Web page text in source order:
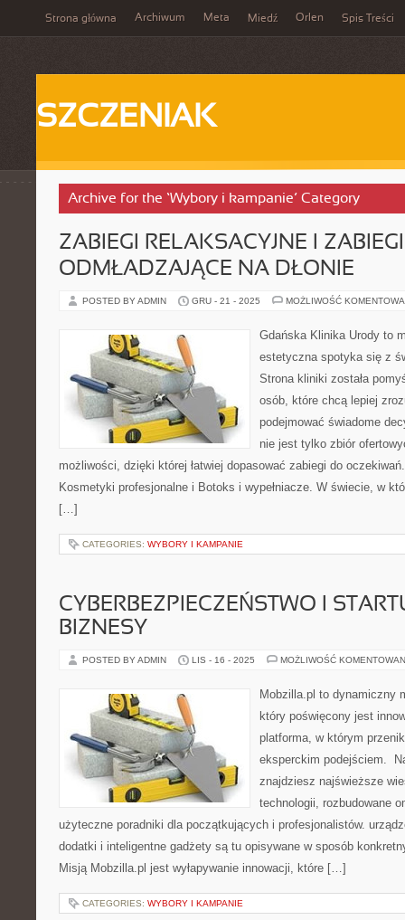
Strona główna Archiwum Meta Miedź Orlen Spis Treści
SZCZENIAK
Archive for the ‘Wybory i kampanie’ Category
ZABIEGI RELAKSACYJNE I ZABIEGI
ODMŁADZAJĄCE NA DŁONIE
POSTED BY ADMIN GRU - 21 - 2025 MOŻLIWOŚĆ
Gdańska Klinika Urody to
estetyczna spotyka się z
Strona kliniki została
osób, które chcą lepiej
podejmować świadome
nie jest tylko zbiór
możliwości, dzięki której łatwiej dopasować zabiegi do
Kosmetyki profesjonalne i Botoks i wypełniacze. W świecie, w
[…]
CATEGORIES: WYBORY I KAMPANIE
CYBERBEZPIECZEŃSTWO I
BIZNESY
POSTED BY ADMIN LIS - 16 - 2025 MOŻLIWOŚĆ
Mobzilla.pl to dynamiczny
który poświęcony jest
platforma, w którym
eksperckim podejściem.
znajdziesz najświeższe
technologii, rozbudowane
użyteczne poradniki dla początkujących i profesjonalistów.
dodatki i inteligentne gadżety są tu opisywane w sposób
Misją Mobzilla.pl jest wyłapywanie innowacji, które […]
CATEGORIES: WYBORY I KAMPANIE